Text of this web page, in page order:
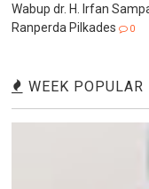
Wabup dr. H. Irfan
Ranperda Pilkades
0
WEEK POPULAR